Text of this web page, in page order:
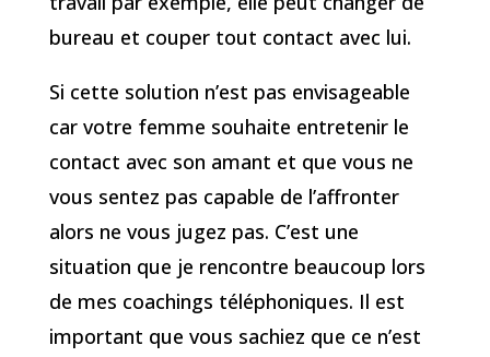
bureau et couper tout contact avec lui.
Si cette solution n’est pas envisageable
car votre femme souhaite entretenir le
contact avec son amant et que vous ne
vous sentez pas capable de l’affronter
alors ne vous jugez pas. C’est une
situation que je rencontre beaucoup lors
de mes coachings téléphoniques. Il est
important que vous sachiez que ce n’est